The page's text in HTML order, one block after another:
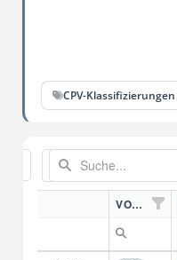
CPV-Klassifizierungen
VORDN.